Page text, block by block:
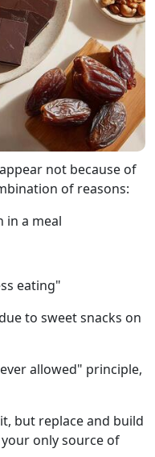
not because of
of reasons:
in a meal
eating"
to sweet snacks on
allowed" principle,
but replace and build
only source of